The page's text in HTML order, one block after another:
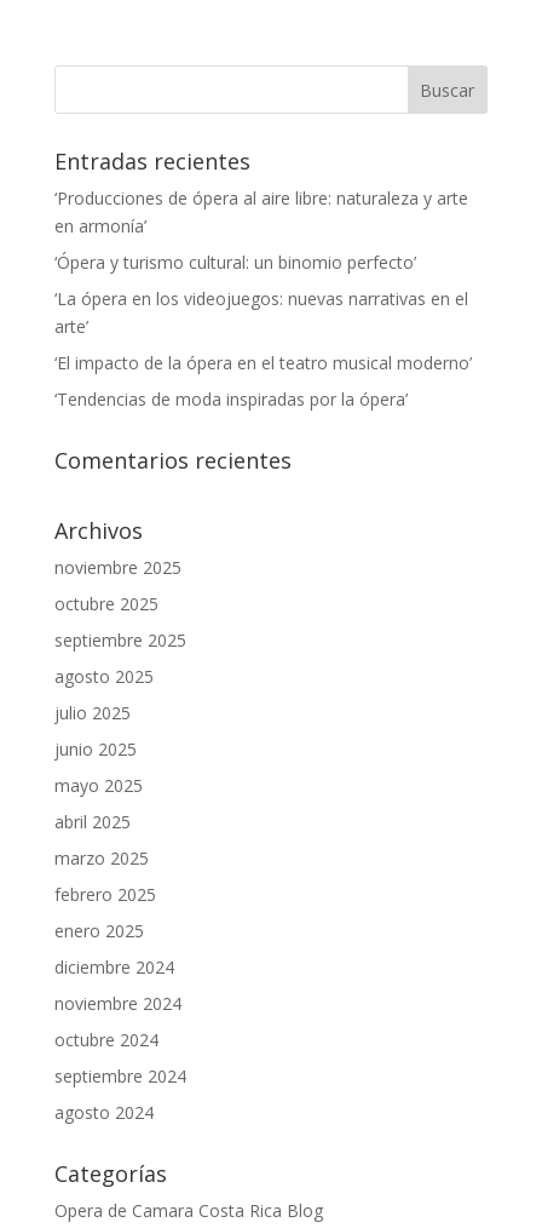
Entradas recientes
‘Producciones de ópera al aire libre: naturaleza y arte
en armonía’
‘Ópera y turismo cultural: un binomio perfecto’
‘La ópera en los videojuegos: nuevas narrativas en el
arte’
‘El impacto de la ópera en el teatro musical moderno’
‘Tendencias de moda inspiradas por la ópera’
Comentarios recientes
Archivos
noviembre 2025
octubre 2025
septiembre 2025
agosto 2025
julio 2025
junio 2025
mayo 2025
abril 2025
marzo 2025
febrero 2025
enero 2025
diciembre 2024
noviembre 2024
octubre 2024
septiembre 2024
agosto 2024
Categorías
Opera de Camara Costa Rica Blog